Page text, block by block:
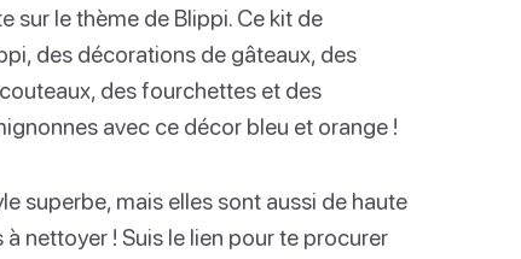
sur le thème de Blippi. Ce kit de
des décorations de gâteaux, des
des fourchettes et des
avec ce décor bleu et orange !
superbe, mais elles sont aussi de haute
nettoyer ! Suis le lien pour te procurer